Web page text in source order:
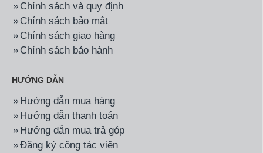
Chính sách và quy định
Chính sách bảo mật
Chính sách giao hàng
Chính sách bảo hành
HƯỚNG DẪN
Hướng dẫn mua hàng
Hướng dẫn thanh toán
Hướng dẫn mua trả góp
Đăng ký cộng tác viên